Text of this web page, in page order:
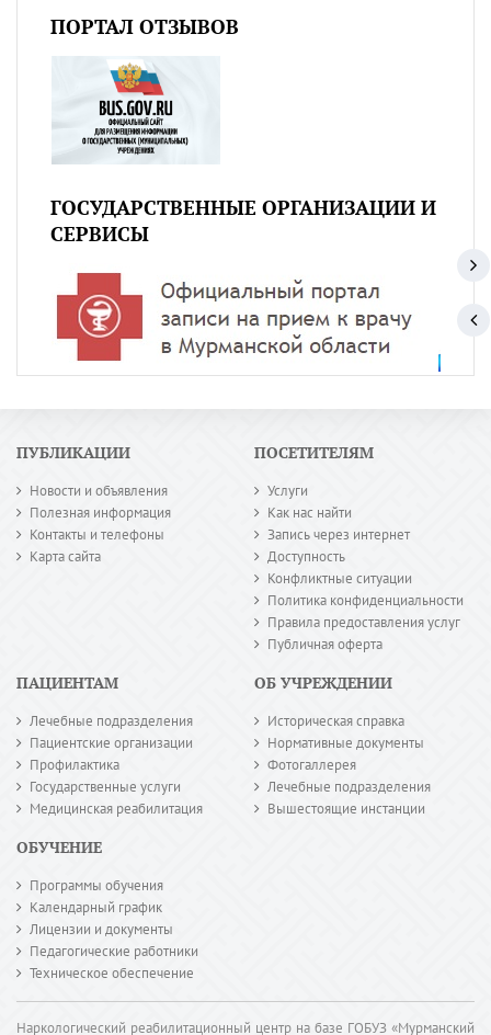
ПОРТАЛ ОТЗЫВОВ
ГОСУДАРСТВЕННЫЕ ОРГАНИЗАЦИИ И
СЕРВИСЫ
ПУБЛИКАЦИИ
Новости и объявления
Полезная информация
Контакты и телефоны
Карта сайта
ПОСЕТИТЕЛЯМ
Услуги
Как нас найти
Запись через интернет
Доступность
Конфликтные ситуации
Политика конфиденциальности
Правила предоставления услуг
Публичная оферта
ПАЦИЕНТАМ
Лечебные подразделения
Пациентские организации
Профилактика
Государственные услуги
Медицинская реабилитация
ОБ УЧРЕЖДЕНИИ
Историческая справка
Нормативные документы
Фотогаллерея
Лечебные подразделения
Вышестоящие инстанции
ОБУЧЕНИЕ
Программы обучения
Календарный график
Лицензии и документы
Педагогические работники
Техническое обеспечение
Наркологический реабилитационный центр на базе ГОБУЗ «Мурманский